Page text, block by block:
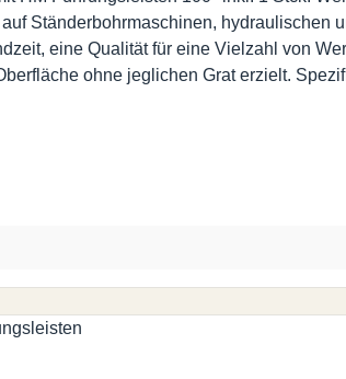
Ständerbohrmaschinen,
eine Qualität für eine Vielzahl von